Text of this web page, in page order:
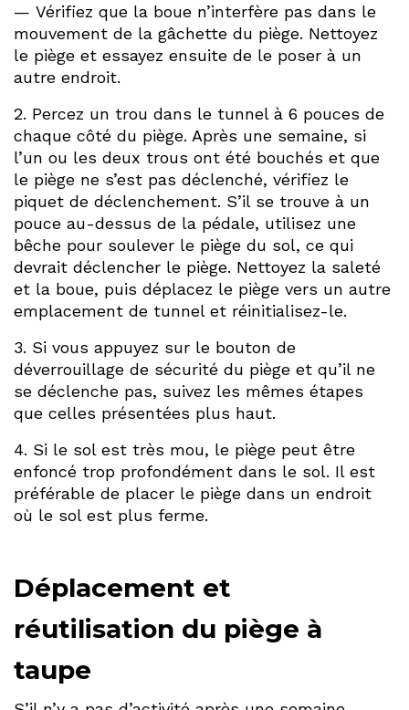
— Vérifiez que la boue n’interfère pas dans le
mouvement de la gâchette du piège. Nettoyez
le piège et essayez ensuite de le poser à un
autre endroit.
2. Percez un trou dans le tunnel à 6 pouces de
chaque côté du piège. Après une semaine, si
l’un ou les deux trous ont été bouchés et que
le piège ne s’est pas déclenché, vérifiez le
piquet de déclenchement. S’il se trouve à un
pouce au-dessus de la pédale, utilisez une
bêche pour soulever le piège du sol, ce qui
devrait déclencher le piège. Nettoyez la saleté
et la boue, puis déplacez le piège vers un autre
emplacement de tunnel et réinitialisez-le.
3. Si vous appuyez sur le bouton de
déverrouillage de sécurité du piège et qu’il ne
se déclenche pas, suivez les mêmes étapes
que celles présentées plus haut.
4. Si le sol est très mou, le piège peut être
enfoncé trop profondément dans le sol. Il est
préférable de placer le piège dans un endroit
où le sol est plus ferme.
Déplacement et
réutilisation du piège à
taupe